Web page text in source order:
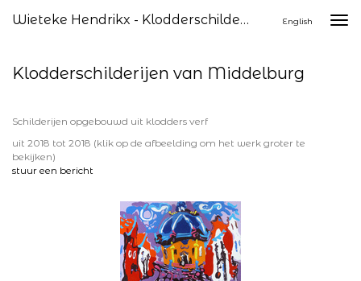
Wieteke Hendrikx - Klodderschilderijen Van Middelburg English
Klodderschilderijen van Middelburg
Schilderijen opgebouwd uit klodders verf
uit 2018 tot 2018 (klik op de afbeelding om het werk groter te
bekijken)
stuur een bericht